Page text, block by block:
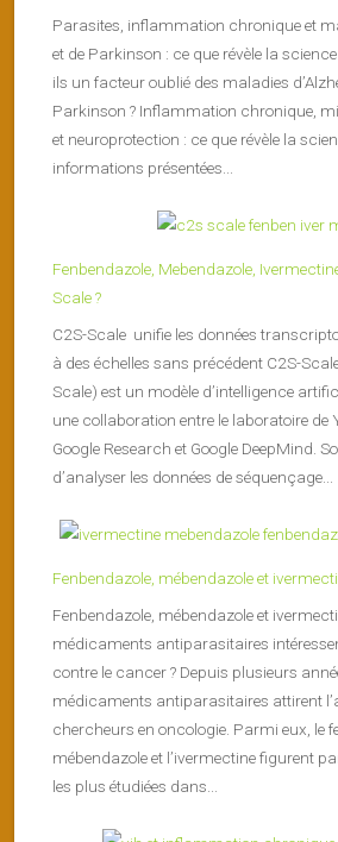
Parasites, inflammation chronique et
et de Parkinson : ce que révèle la
ils un facteur oublié des maladies
Parkinson ? Inflammation chronique,
et neuroprotection : ce que révèle la
informations présentées...
Fenbendazole, Mebendazole,
Scale ?
C2S-Scale unifie les données
à des échelles sans précédent C2S-
Scale) est un modèle d’intelligence
une collaboration entre le laboratoire de
Google Research et Google DeepMind.
d’analyser les données de séquençage...
Fenbendazole, mébendazole et
Fenbendazole, mébendazole et
médicaments antiparasitaires
contre le cancer ? Depuis plusieurs
médicaments antiparasitaires attirent
chercheurs en oncologie. Parmi eux, le
mébendazole et l’ivermectine figurent
les plus étudiées dans...